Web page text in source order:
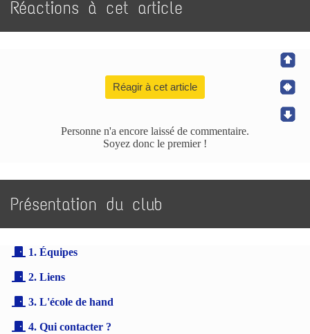
Réactions à cet article
Réagir à cet article
Personne n'a encore laissé de commentaire.
Soyez donc le premier !
Présentation du club
1. Équipes
2. Liens
3. L'école de hand
4. Qui contacter ?